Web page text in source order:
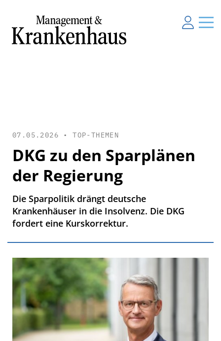
07.05.2026 •TOP-THEMEN
DKG zu den Sparplänen
der Regierung
Die Sparpolitik drängt deutsche
Krankenhäuser in die Insolvenz. Die DKG
fordert eine Kurskorrektur.